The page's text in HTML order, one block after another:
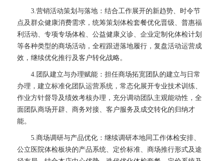
3.营销活动策划与落地：结合工作展开的新趋势、时令节
点及群众健康消费需求，统筹策划体检套餐优化晋级、普惠福
利活动、专项专场体检、公益健康义诊、企业定制化体检计划
等各种类型的商场活动，全程跟进落地履行，复盘活动运营成
效，继续优化推行及客户转化战略。
4.团队建立与办理赋能：担任商场拓宽团队的建立与日常
办理，建立标准化团队运营系统，常态化展开专业技术训练、
作业方针督导及绩效考核办理，充分调动团队主观能动性，全
面团队商场开辟、商务对接、客户服务及成交转化的归纳才
能。
5.商场调研与产品优化：继续调研本地同工作体检安排、
公立医院体检板块的产品系统、定价标准、商场推行形式及途